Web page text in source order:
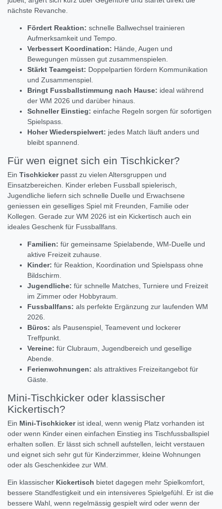
nächste Revanche.
Fördert Reaktion: schnelle Ballwechsel trainieren
Aufmerksamkeit und Tempo.
Verbessert Koordination: Hände, Augen und
Bewegungen müssen gut zusammenspielen.
Stärkt Teamgeist: Doppelpartien fördern Kommunikation
und Zusammenspiel.
Bringt Fussballstimmung nach Hause: ideal während
der WM 2026 und darüber hinaus.
Schneller Einstieg: einfache Regeln sorgen für sofortigen
Spielspass.
Hoher Wiederspielwert: jedes Match läuft anders und
bleibt spannend.
Für wen eignet sich ein Tischkicker?
Ein Tischkickerpasst zu vielen Altersgruppen und
Einsatzbereichen. Kinder erleben Fussball spielerisch,
Jugendliche liefern sich schnelle Duelle und Erwachsene
geniessen ein geselliges Spiel mit Freunden, Familie oder
Kollegen. Gerade zur WM 2026 ist ein Kickertisch auch ein
ideales Geschenk für Fussballfans.
Familien: für gemeinsame Spielabende, WM-Duelle und
aktive Freizeit zuhause.
Kinder: für Reaktion, Koordination und Spielspass ohne
Bildschirm.
Jugendliche: für schnelle Matches, Turniere und Freizeit
im Zimmer oder Hobbyraum.
Fussballfans: als perfekte Ergänzung zur laufenden WM
2026.
Büros: als Pausenspiel, Teamevent und lockerer
Treffpunkt.
Vereine: für Clubraum, Jugendbereich und gesellige
Abende.
Ferienwohnungen: als attraktives Freizeitangebot für
Gäste.
Mini-Tischkicker oder klassischer
Kickertisch?
Ein Mini-Tischkickerist ideal, wenn wenig Platz vorhanden ist
oder wenn Kinder einen einfachen Einstieg ins Tischfussballspiel
erhalten sollen. Er lässt sich schnell aufstellen, leicht verstauen
und eignet sich sehr gut für Kinderzimmer, kleine Wohnungen
oder als Geschenkidee zur WM.
Ein klassischer Kickertisch bietet dagegen mehr Spielkomfort,
bessere Standfestigkeit und ein intensiveres Spielgefühl. Er ist die
bessere Wahl, wenn regelmässig gespielt wird oder wenn der